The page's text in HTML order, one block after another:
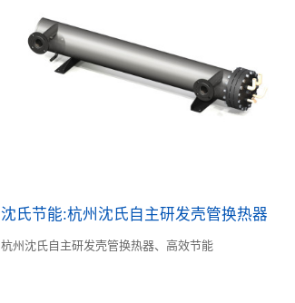
沈氏节能:杭州沈氏自主研发壳管换热器
杭州沈氏自主研发壳管换热器、高效节能